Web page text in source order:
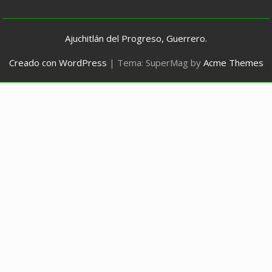
Ajuchitlán del Progreso, Guerrero.
Creado con WordPress | Tema: SuperMag by Acme Themes